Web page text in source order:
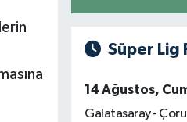
Süper Lig
14 Ağustos,
Galatasaray -